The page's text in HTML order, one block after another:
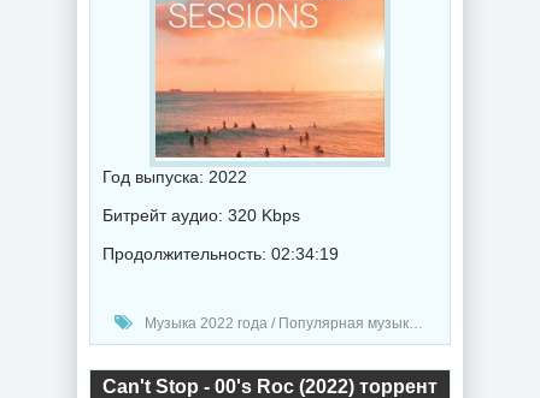
Год выпуска: 2022
Битрейт аудио: 320 Kbps
Продолжительность: 02:34:19
Музыка 2022 года / Популярная музыка / Музыка VA / Chillout music
Can't Stop - 00's Roc (2022) торрент